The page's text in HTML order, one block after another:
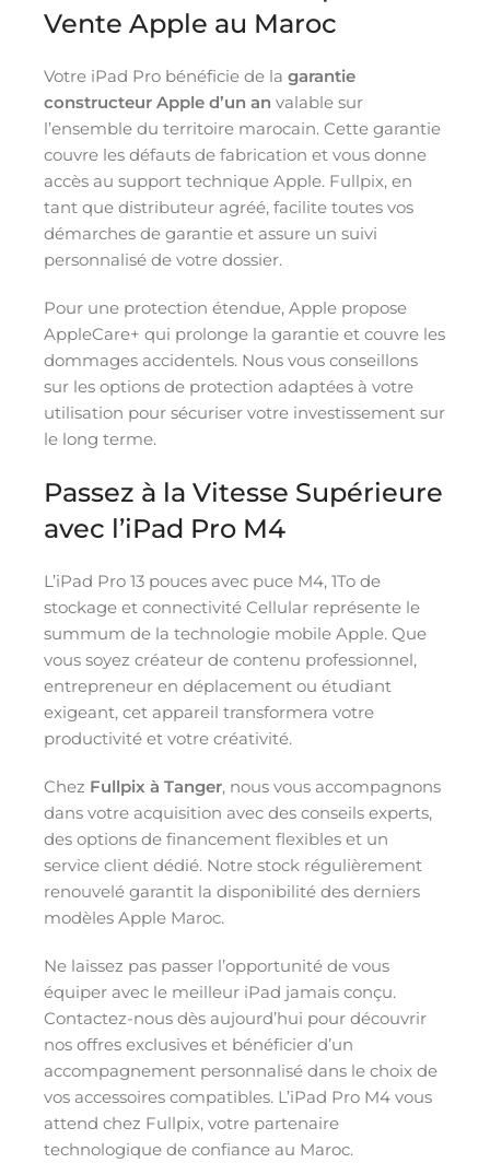
Vente Apple au Maroc
Votre iPad Pro bénéficie de la garantie
constructeur Apple d’un an valable sur
l’ensemble du territoire marocain. Cette garantie
couvre les défauts de fabrication et vous donne
accès au support technique Apple. Fullpix, en
tant que distributeur agréé, facilite toutes vos
démarches de garantie et assure un suivi
personnalisé de votre dossier.
Pour une protection étendue, Apple propose
AppleCare+ qui prolonge la garantie et couvre les
dommages accidentels. Nous vous conseillons
sur les options de protection adaptées à votre
utilisation pour sécuriser votre investissement sur
le long terme.
Passez à la Vitesse Supérieure
avec l’iPad Pro M4
L’iPad Pro 13 pouces avec puce M4, 1To de
stockage et connectivité Cellular représente le
summum de la technologie mobile Apple. Que
vous soyez créateur de contenu professionnel,
entrepreneur en déplacement ou étudiant
exigeant, cet appareil transformera votre
productivité et votre créativité.
Chez Fullpix à Tanger, nous vous accompagnons
dans votre acquisition avec des conseils experts,
des options de financement flexibles et un
service client dédié. Notre stock régulièrement
renouvelé garantit la disponibilité des derniers
modèles Apple Maroc.
Ne laissez pas passer l’opportunité de vous
équiper avec le meilleur iPad jamais conçu.
Contactez-nous dès aujourd’hui pour découvrir
nos offres exclusives et bénéficier d’un
accompagnement personnalisé dans le choix de
vos accessoires compatibles. L’iPad Pro M4 vous
attend chez Fullpix, votre partenaire
technologique de confiance au Maroc.